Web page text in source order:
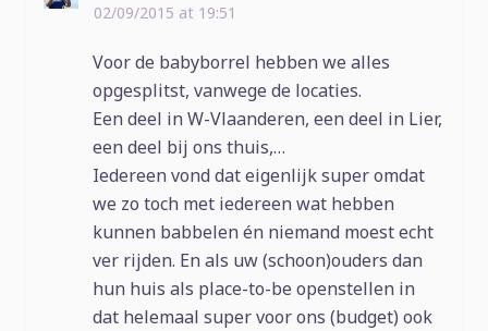
02/09/2015 at 19:51
Voor de babyborrel hebben we alles
opgesplitst, vanwege de locaties.
Een deel in W-Vlaanderen, een deel in Lier,
een deel bij ons thuis,…
Iedereen vond dat eigenlijk super omdat
we zo toch met iedereen wat hebben
kunnen babbelen én niemand moest echt
ver rijden. En als uw (schoon)ouders dan
hun huis als place-to-be openstellen in
dat helemaal super voor ons (budget) ook